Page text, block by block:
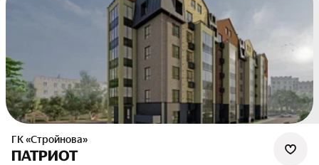
ГК «Стройнова»
ПАТРИОТ